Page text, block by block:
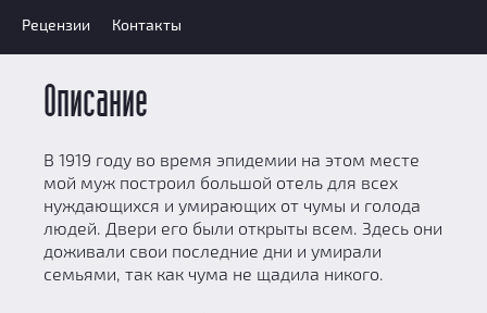
Рецензии Контакты
Описание
В 1919 году во время эпидемии на этом месте
мой муж построил большой отель для всех
нуждающихся и умирающих от чумы и голода
людей. Двери его были открыты всем. Здесь они
доживали свои последние дни и умирали
семьями, так как чума не щадила никого.